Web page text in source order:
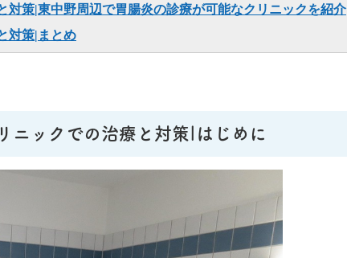
策|東中野周辺で胃腸炎の診療が可能なクリニックを紹介
対策|まとめ
ニックでの治療と対策|はじめに